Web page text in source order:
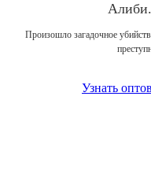
Произошло загадочное
Узнать